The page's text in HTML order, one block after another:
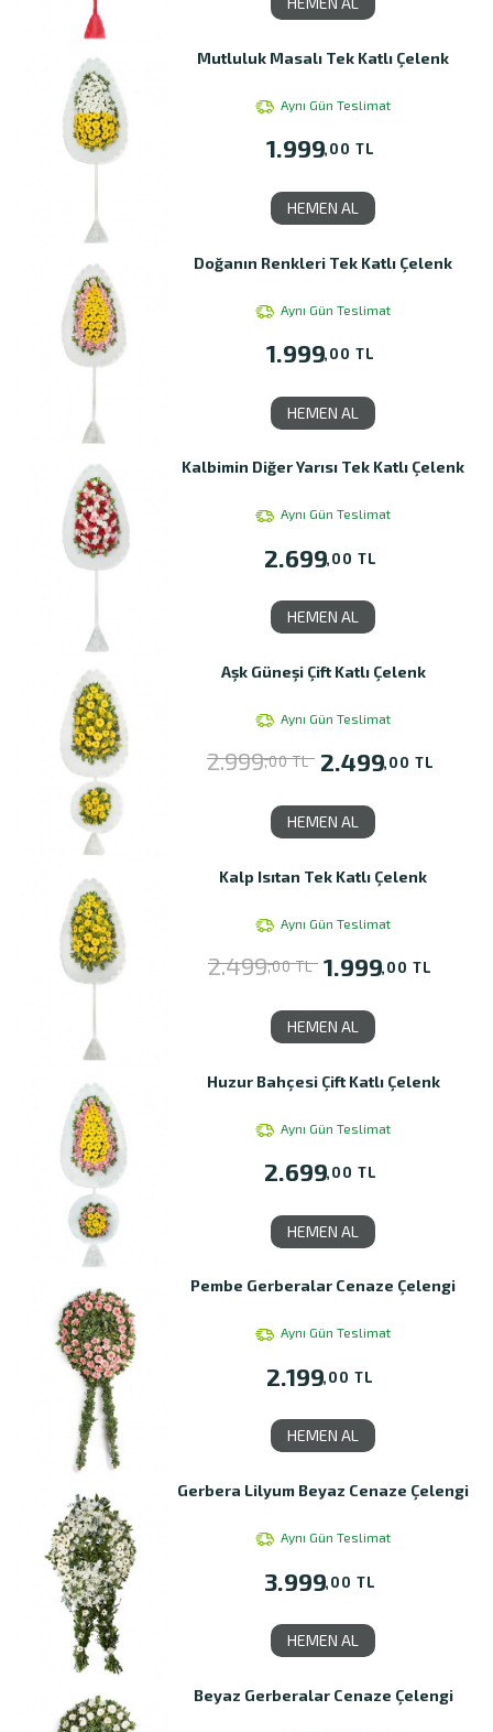
Mutluluk Masalı Tek Katlı Çelenk
Aynı Gün Teslimat
1.999,00 TL
HEMEN AL
Doğanın Renkleri Tek Katlı Çelenk
Aynı Gün Teslimat
1.999,00 TL
HEMEN AL
Kalbimin Diğer Yarısı Tek Katlı Çelenk
Aynı Gün Teslimat
2.699,00 TL
HEMEN AL
Aşk Güneşi Çift Katlı Çelenk
Aynı Gün Teslimat
2.999,00 TL 2.499,00 TL
HEMEN AL
Kalp Isıtan Tek Katlı Çelenk
Aynı Gün Teslimat
2.499,00 TL 1.999,00 TL
HEMEN AL
Huzur Bahçesi Çift Katlı Çelenk
Aynı Gün Teslimat
2.699,00 TL
HEMEN AL
Pembe Gerberalar Cenaze Çelengi
Aynı Gün Teslimat
2.199,00 TL
HEMEN AL
Gerbera Lilyum Beyaz Cenaze Çelengi
Aynı Gün Teslimat
3.999,00 TL
HEMEN AL
Beyaz Gerberalar Cenaze Çelengi